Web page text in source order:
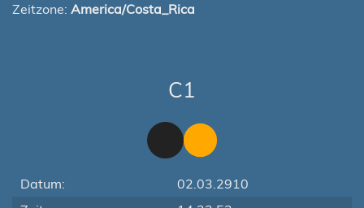
Zeitzone: America/Costa_Rica
C1
Datum:
02.03.2910